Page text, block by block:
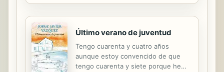
decreto de conversión promulgado
diez años más tarde llevó a la
diáspora, al ocultamiento o a una
frustrante decisión. A través de los
avatares de una familia morisca del
reino de Granada, Tariq Ali pinta un
Último verano de juventud
Tengo cuarenta y cuatro años
aunque estoy convencido de que
tengo cuarenta y siete porque he